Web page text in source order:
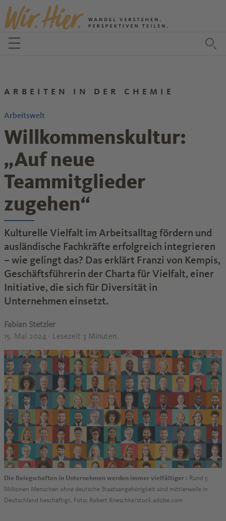
Zum Inhalt springen
☰Menü öffnen
ARBEITEN IN DER CHEMIE
Arbeitswelt
Willkommenskultur:
„Auf neue
Teammitglieder
zugehen“
Kulturelle Vielfalt im Arbeitsalltag fördern und
ausländische Fachkräfte erfolgreich integrieren
– wie gelingt das? Das erklärt Franzi von Kempis,
Geschäftsführerin der Charta für Vielfalt, einer
Initiative, die sich für Diversität in
Unternehmen einsetzt.
Fabian Stetzler
15. Mai 2024 · Lesezeit 3 Minuten.
Die Belegschaften in Unternehmen werden immer vielfältiger : Rund 5
Millionen Menschen ohne deutsche Staatsangehörigkeit sind mittlerweile in
Deutschland beschäftigt. Foto: Robert Kneschke/stock.adobe.com